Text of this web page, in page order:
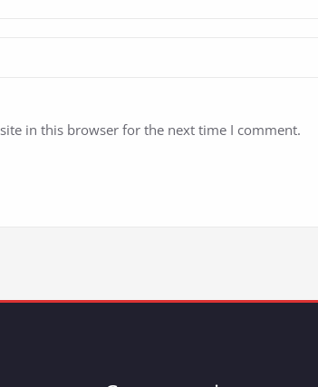
in this browser for the next time I comment.